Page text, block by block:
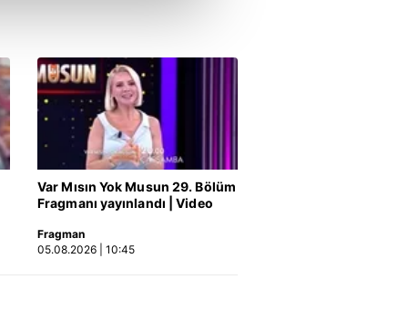
sunulması
ve sizlere yönelik
detaylı bilgi için Ayarlar
ve sitemizde ilgili
Var Mısın Yok Musun 29. Bölüm
Fragmanı yayınlandı | Video
Fragman
05.08.2026 | 10:45